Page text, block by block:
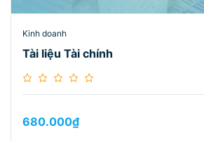
Kinh doanh
Tài liệu Tài chính
680.000₫